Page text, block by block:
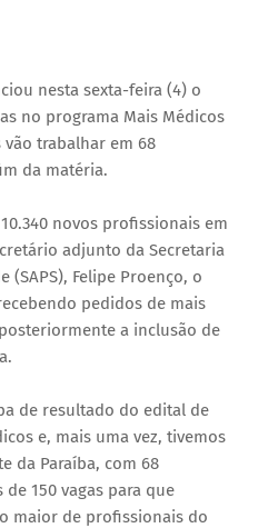
nesta sexta-feira (4) o
no programa Mais Médicos
vão trabalhar em 68
da matéria.
novos profissionais em
adjunto da Secretaria
(SAPS), Felipe Proenço, o
pedidos de mais
a inclusão de
de resultado do edital de
e, mais uma vez, tivemos
da Paraíba, com 68
150 vagas para que
maior de profissionais do